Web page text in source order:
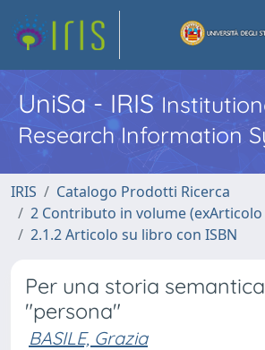
UniSa - IRIS
Research Information
IRIS
Catalogo Prodotti Ricerca
2 Contributo in volume
2.1.2 Articolo su libro con ISBN
Per una storia
"persona"
BASILE, Grazia